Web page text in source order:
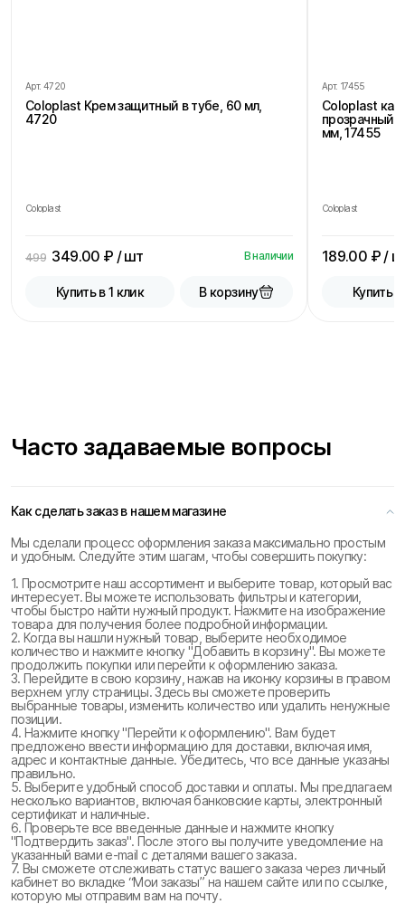
Арт. 4720
Coloplast Крем защитный в тубе, 60 мл,
4720
Coloplast
499 349.00 ₽ / шт В наличии
Купить в 1 клик В корзину
Арт. 17455
Coloplast
прозрачный,
мм, 17455
Coloplast
189.00 ₽ /
Купить в
Часто задаваемые вопросы
Как сделать заказ в нашем магазине
Мы сделали процесс оформления заказа максимально простым
и удобным. Следуйте этим шагам, чтобы совершить покупку:
1. Просмотрите наш ассортимент и выберите товар, который вас
интересует. Вы можете использовать фильтры и категории,
чтобы быстро найти нужный продукт. Нажмите на изображение
товара для получения более подробной информации.
2. Когда вы нашли нужный товар, выберите необходимое
количество и нажмите кнопку "Добавить в корзину". Вы можете
продолжить покупки или перейти к оформлению заказа.
3. Перейдите в свою корзину, нажав на иконку корзины в правом
верхнем углу страницы. Здесь вы сможете проверить
выбранные товары, изменить количество или удалить ненужные
позиции.
4. Нажмите кнопку "Перейти к оформлению". Вам будет
предложено ввести информацию для доставки, включая имя,
адрес и контактные данные. Убедитесь, что все данные указаны
правильно.
5. Выберите удобный способ доставки и оплаты. Мы предлагаем
несколько вариантов, включая банковские карты, электронный
сертификат и наличные.
6. Проверьте все введенные данные и нажмите кнопку
"Подтвердить заказ". После этого вы получите уведомление на
указанный вами e-mail с деталями вашего заказа.
7. Вы сможете отслеживать статус вашего заказа через личный
кабинет во вкладке “Мои заказы” на нашем сайте или по ссылке,
которую мы отправим вам на почту.